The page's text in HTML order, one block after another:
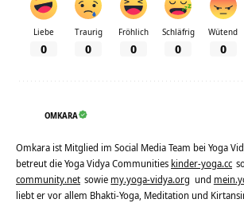
Liebe
0
Traurig
0
Fröhlich
0
Schläfrig
0
Wütend
0
OMKARA
Omkara ist Mitglied im Social Media Team bei Yoga
betreut die Yoga Vidya Communities kinder-yoga.cc
community.net sowie my.yoga-vidya.org und
liebt er vor allem Bhakti-Yoga, Meditation und